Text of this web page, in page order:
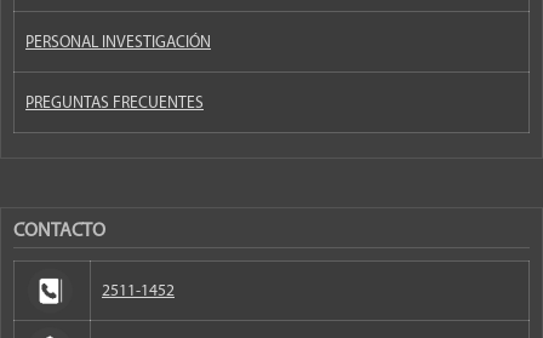
PERSONAL INVESTIGACIÓN
PREGUNTAS FRECUENTES
CONTACTO
2511-1452